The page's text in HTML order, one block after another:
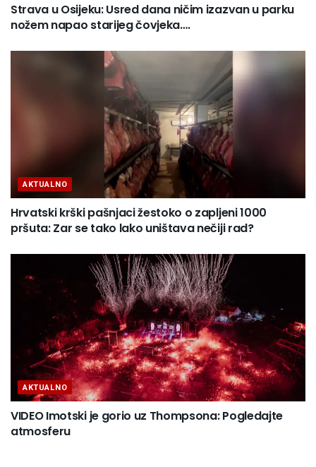
Strava u Osijeku: Usred dana ničim izazvan u parku
nožem napao starijeg čovjeka….
AKTUALNO
Hrvatski krški pašnjaci žestoko o zapljeni 1000
pršuta: Zar se tako lako uništava nečiji rad?
AKTUALNO
VIDEO Imotski je gorio uz Thompsona: Pogledajte
atmosferu